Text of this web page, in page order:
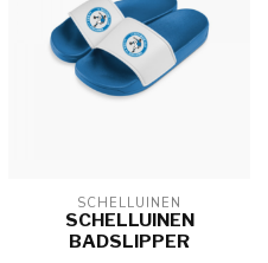
SCHELLUINEN
SCHELLUINEN
BADSLIPPER